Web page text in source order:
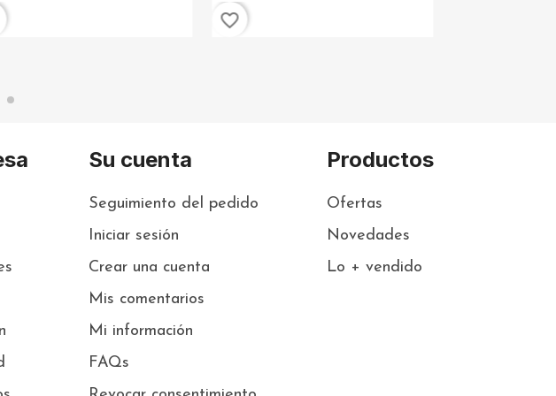
favorite_border
Su cuenta
Seguimiento del pedido
Iniciar sesión
Crear una cuenta
Mis comentarios
Mi información
FAQs
Productos
Ofertas
Novedades
Lo + vendido